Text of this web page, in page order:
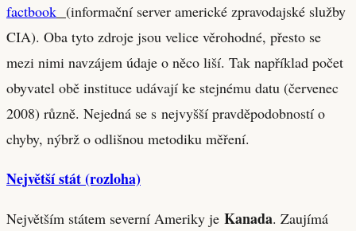
factbook (informační server americké zpravodajské služby
CIA). Oba tyto zdroje jsou velice věrohodné, přesto se
mezi nimi navzájem údaje o něco liší. Tak například počet
obyvatel obě instituce udávají ke stejnému datu (červenec
2008) různě. Nejedná se s nejvyšší pravděpodobností o
chyby, nýbrž o odlišnou metodiku měření.
Největší stát (rozloha)
Největším státem severní Ameriky je Kanada. Zaujímá